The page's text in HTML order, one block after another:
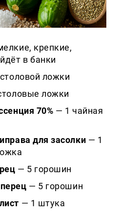
крепкие,
в банки
ложки
ложки
70% — 1 чайная
для засолки — 1
— 5 горошин
— 5 горошин
— 1 штука